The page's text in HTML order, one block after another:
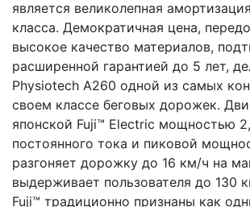
является великолепная
класса. Демократичная цена,
высокое качество материалов,
расширенной гарантией до 5 лет,
Physiotech A260 одной из самых
своем классе беговых дорожек.
японской Fuji™ Electric мощностью
постоянного тока и пиковой
разгоняет дорожку до 16 км/ч на
выдерживает пользователя до 130
Fuji™ традиционно признаны как